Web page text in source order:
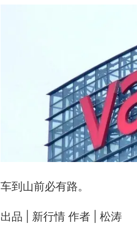
车到山前必有路。
出品 | 新行情 作者 | 松涛